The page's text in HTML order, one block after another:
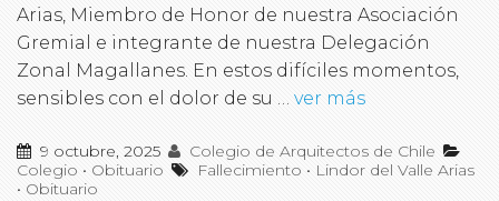
Arias, Miembro de Honor de nuestra Asociación
Gremial e integrante de nuestra Delegación
Zonal Magallanes. En estos difíciles momentos,
sensibles con el dolor de su … ver más
9 octubre, 2025
Colegio de Arquitectos de Chile
Colegio • Obituario Fallecimiento • Lindor del Valle Arias
• Obituario